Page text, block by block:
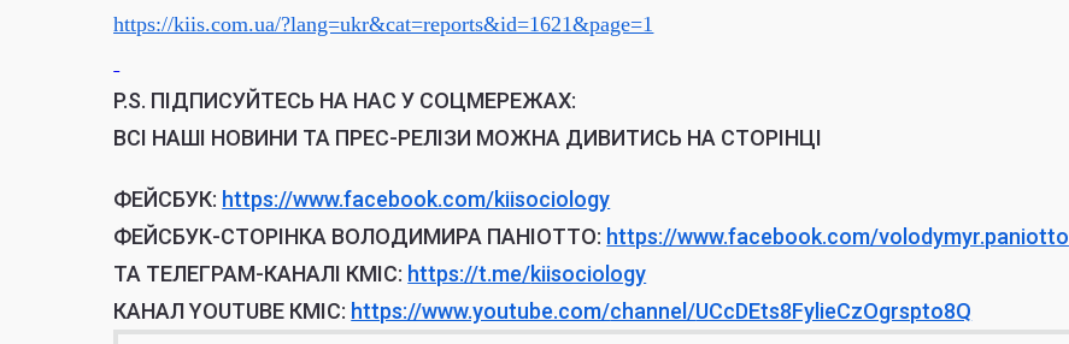
https://kiis.com.ua/?lang=ukr&cat=reports&id=1621&page=1
P.S. ПІДПИСУЙТЕСЬ НА НАС У СОЦМЕРЕЖАХ:
ВСІ НАШІ НОВИНИ ТА ПРЕС-РЕЛІЗИ МОЖНА ДИВИТИСЬ НА СТОРІНЦІ
ФЕЙСБУК: https://www.facebook.com/kiisociology
ФЕЙСБУК-СТОРІНКА ВОЛОДИМИРА ПАНІОТТО: https://www.facebook.com/volodymyr.paniotto
ТА ТЕЛЕГРАМ-КАНАЛІ КМІС: https://t.me/kiisociology
КАНАЛ YOUTUBE КМІС: https://www.youtube.com/channel/UCcDEts8FylieCzOgrspto8Q